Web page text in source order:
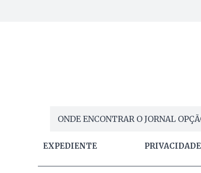
ONDE ENCONTRAR O JORNAL
EXPEDIENTE PRIVACIDADE